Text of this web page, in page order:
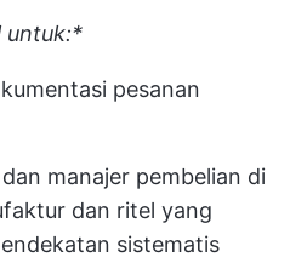
untuk:*
pesanan
manajer pembelian di
dan ritel yang
sistematis